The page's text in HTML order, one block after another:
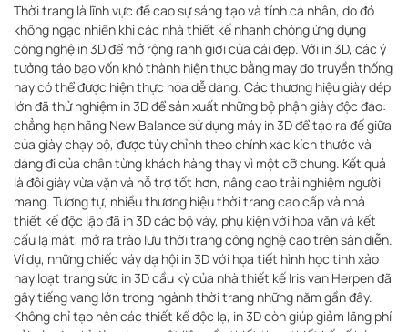
Thời trang là lĩnh vực đề cao sự sáng tạo và tính cá nhân, do đó
không ngạc nhiên khi các nhà thiết kế nhanh chóng ứng dụng
công nghệ in 3D để mở rộng ranh giới của cái đẹp. Với in 3D, các ý
tưởng táo bạo vốn khó thành hiện thực bằng may đo truyền thống
nay có thể được hiện thực hóa dễ dàng. Các thương hiệu giày dép
lớn đã thử nghiệm in 3D để sản xuất những bộ phận giày độc đáo:
chẳng hạn hãng New Balance sử dụng máy in 3D để tạo ra đế giữa
của giày chạy bộ, được tùy chỉnh theo chính xác kích thước và
dáng đi của chân từng khách hàng thay vì một cỡ chung. Kết quả
là đôi giày vừa vặn và hỗ trợ tốt hơn, nâng cao trải nghiệm người
mang. Tương tự, nhiều thương hiệu thời trang cao cấp và nhà
thiết kế độc lập đã in 3D các bộ váy, phụ kiện với hoa văn và kết
cấu lạ mắt, mở ra trào lưu thời trang công nghệ cao trên sàn diễn.
Ví dụ, những chiếc váy dạ hội in 3D với họa tiết hình học tinh xảo
hay loạt trang sức in 3D cầu kỳ của nhà thiết kế Iris van Herpen đã
gây tiếng vang lớn trong ngành thời trang những năm gần đây.
Không chỉ tạo nên các thiết kế độc lạ, in 3D còn giúp giảm lãng phí